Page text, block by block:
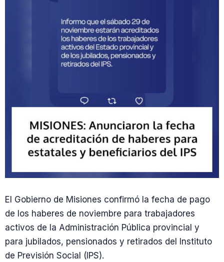
El Gobierno de Misiones confirmó la fecha de pago
de los haberes de noviembre para trabajadores
activos de la Administración Pública provincial y
para jubilados, pensionados y retirados del Instituto
de Previsión Social (IPS).